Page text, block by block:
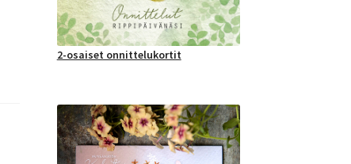
2-osaiset onnittelukortit